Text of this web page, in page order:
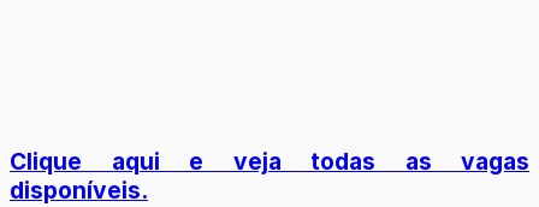
Clique aqui e veja todas as vagas
disponíveis.